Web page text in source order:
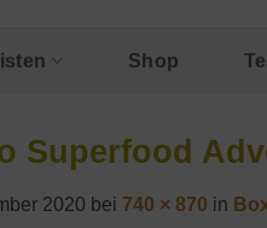
Shop
Superfood
2020 bei 740 × 870 in